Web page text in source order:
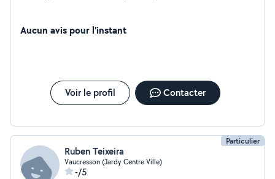
Aucun avis pour l'instant
Voir le profil Contacter
Particulier
Ruben Teixeira
Vaucresson (Jardy Centre Ville)
-/5